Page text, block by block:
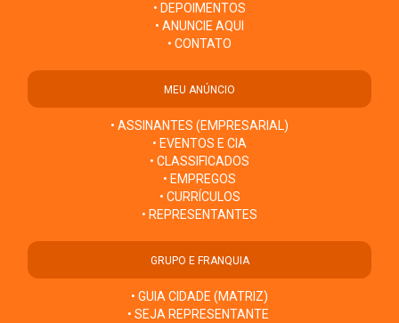
• DEPOIMENTOS
• ANUNCIE AQUI
• CONTATO
MEU ANÚNCIO
• ASSINANTES (EMPRESARIAL)
• EVENTOS E CIA
• CLASSIFICADOS
• EMPREGOS
• CURRÍCULOS
• REPRESENTANTES
GRUPO E FRANQUIA
• GUIA CIDADE (MATRIZ)
• SEJA REPRESENTANTE